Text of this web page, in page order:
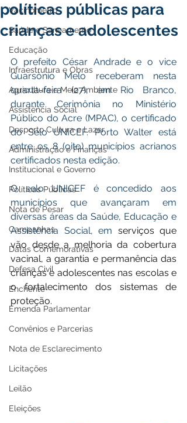
Vacinômetro
Saúde e Saneamento
Educação
Infraestrutura e Obras
Agricultura e Meio Ambiente
Assistência Social
Desporto Cultura e Lazer
Administração e Finanças
Institucional e Governo
Políticas Públicas
Nota de Pesar
Campanhas
Datas Comemorativas
Defesa Civil
Enchente
Emenda Parlamentar
Convênios e Parcerias
Nota de Esclarecimento
Licitações
Leilão
Eleições
políticas públicas para
crianças e adolescentes
O prefeito César Andrade e o vice
Guarsônio Melo receberam nesta
quarta-feira (27), em Rio Branco,
durante Cerimônia no Ministério
Público do Acre (MPAC), o certificado
do Selo UNICEF. Porto Walter está
entre os 8 (oito) municípios acrianos
certificados nesta edição.
O selo UNICEF é concedido aos
municípios que avançaram em
diversas áreas da Saúde, Educação e
Assistência Social, em serviços que
vão desde a melhoria da cobertura
vacinal, a garantia e permanência das
crianças e adolescentes nas escolas e
o fortalecimento dos sistemas de
proteção.